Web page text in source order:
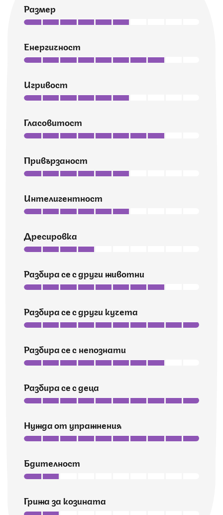
Размер
Енергичност
Игривост
Гласовитост
Привързаност
Интелигентност
Дресировка
Разбира се с други животни
Разбира се с други кучета
Разбира се с непознати
Разбира се с деца
Нужда от упражнения
Бдителност
Грижа за козината